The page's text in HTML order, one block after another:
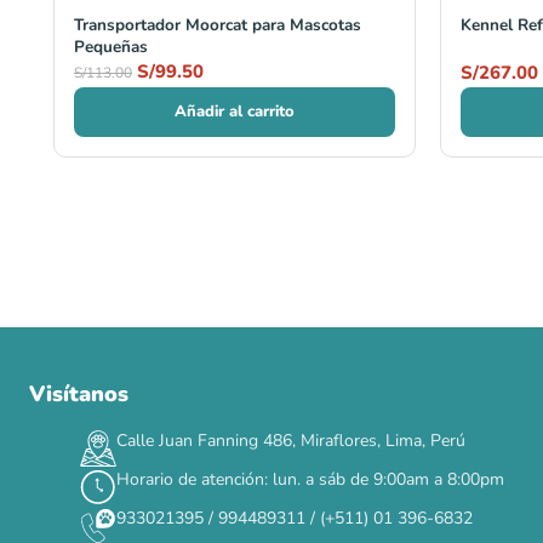
Transportador Moorcat para Mascotas
Pequeñas
S/113.00 S/99.50
Añadir al carrito
Kennel
S/267.00
✕
CAT WEEK · 4 AL 8 DE AGOSTO
Visítanos
Calle Juan Fanning 486, Miraflores, Lima, Perú
Horario de atención: lun. a sáb de 9:00am a 8:00pm
933021395 / 994489311 / (+511) 01 396-6832